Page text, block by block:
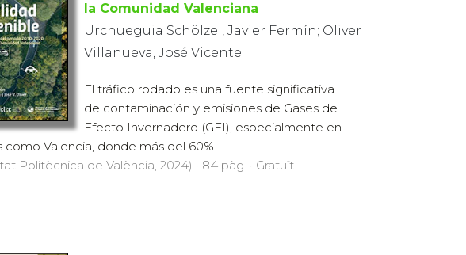
la Comunidad Valenciana
Urchueguia Schölzel, Javier Fermín; Oliver
Villanueva, José Vicente
El tráfico rodado es una fuente significativa
de contaminación y emisiones de Gases de
Efecto Invernadero (GEI), especialmente en
como Valencia, donde más del 60% ...
Politècnica de València, 2024) · 84 pàg. · Gratuït